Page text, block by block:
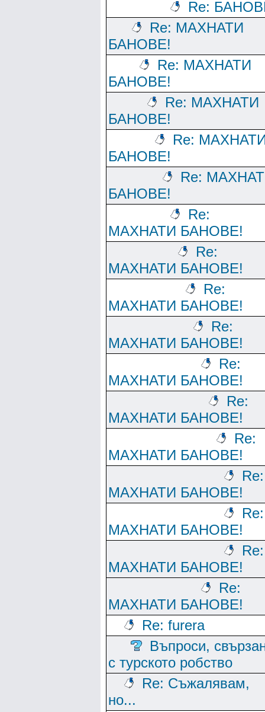
Re:
Re: МАХНАТИ
БАНОВЕ!
Re: МАХНАТИ
БАНОВЕ!
Re: МАХНАТИ
БАНОВЕ!
Re:
БАНОВЕ!
Re:
БАНОВЕ!
Re:
МАХНАТИ БАНОВЕ!
Re:
МАХНАТИ БАНОВЕ!
Re:
МАХНАТИ БАНОВЕ!
Re:
МАХНАТИ БАНОВЕ!
Re:
МАХНАТИ БАНОВЕ!
Re:
МАХНАТИ БАНОВЕ!
Re:
МАХНАТИ БАНОВЕ!
Re:
МАХНАТИ БАНОВЕ!
Re:
МАХНАТИ БАНОВЕ!
Re:
МАХНАТИ БАНОВЕ!
Re:
МАХНАТИ БАНОВЕ!
Re: furera
Въпроси,
с турското робство
Re: Съжалявам,
но...